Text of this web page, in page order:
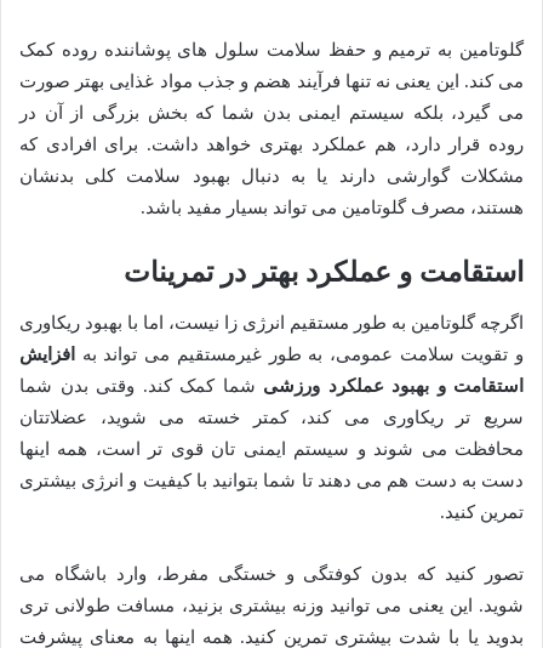
گلوتامین به ترمیم و حفظ سلامت سلول های پوشاننده روده کمک
می کند. این یعنی نه تنها فرآیند هضم و جذب مواد غذایی بهتر صورت
می گیرد، بلکه سیستم ایمنی بدن شما که بخش بزرگی از آن در
روده قرار دارد، هم عملکرد بهتری خواهد داشت. برای افرادی که
مشکلات گوارشی دارند یا به دنبال بهبود سلامت کلی بدنشان
هستند، مصرف گلوتامین می تواند بسیار مفید باشد.
استقامت و عملکرد بهتر در تمرینات
اگرچه گلوتامین به طور مستقیم انرژی زا نیست، اما با بهبود ریکاوری
و تقویت سلامت عمومی، به طور غیرمستقیم می تواند به
افزایش
استقامت و بهبود عملکرد ورزشی شما کمک کند. وقتی بدن شما
سریع تر ریکاوری می کند، کمتر خسته می شوید، عضلاتتان
محافظت می شوند و سیستم ایمنی تان قوی تر است، همه اینها
دست به دست هم می دهند تا شما بتوانید با کیفیت و انرژی بیشتری
تمرین کنید.
تصور کنید که بدون کوفتگی و خستگی مفرط، وارد باشگاه می
شوید. این یعنی می توانید وزنه بیشتری بزنید، مسافت طولانی تری
بدوید یا با شدت بیشتری تمرین کنید. همه اینها به معنای پیشرفت